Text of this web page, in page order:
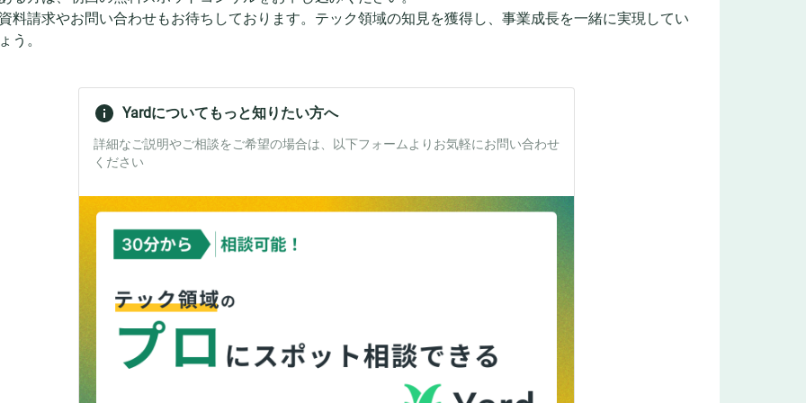
料請求やお問い合わせもお待ちしております。テック領域の知見を獲得し、事業成長を一緒に実現してい
う。
Yardについてもっと知りたい方へ
詳細なご説明やご相談をご希望の場合は、以下フォームよりお気軽にお問い合わせ
ください